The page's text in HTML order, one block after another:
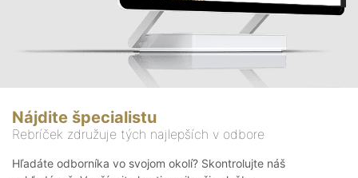
Nájdite špecialistu
Rebríček združuje tých najlepších v odbore
Hľadáte odborníka vo svojom okolí? Skontrolujte náš